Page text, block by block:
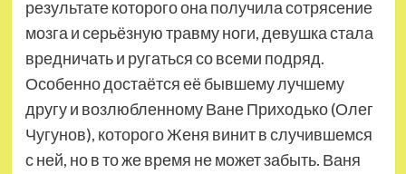
результате которого она получила сотрясение
мозга и серьёзную травму ноги, девушка стала
вредничать и ругаться со всеми подряд.
Особенно достаётся её бывшему лучшему
другу и возлюбленному Ване Приходько (Олег
Чугунов), которого Женя винит в случившемся
с ней, но в то же время не может забыть. Ваня